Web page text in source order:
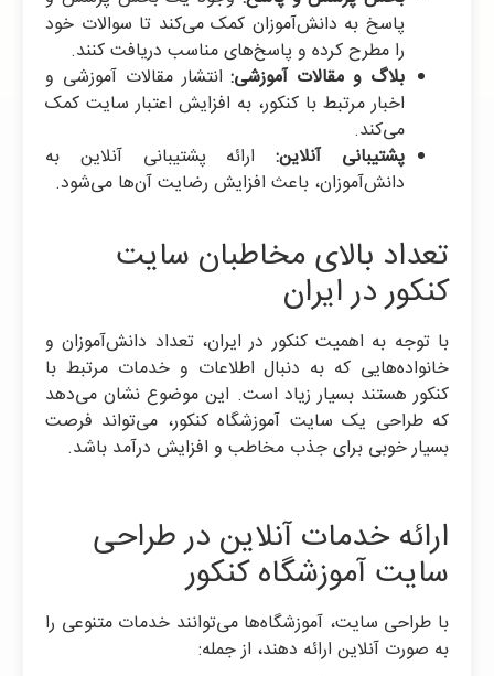
پاسخ به دانش‌آموزان کمک می‌کند تا سوالات خود
را مطرح کرده و پاسخ‌های مناسب دریافت کنند.
بلاگ و مقالات آموزشی:انتشار مقالات آموزشی و
اخبار مرتبط با کنکور، به افزایش اعتبار سایت کمک
می‌کند.
پشتیبانی آنلاین:ارائه پشتیبانی آنلاین به
دانش‌آموزان، باعث افزایش رضایت آن‌ها می‌شود.
تعداد بالای مخاطبان سایت
کنکور در ایران
با توجه به اهمیت کنکور در ایران، تعداد دانش‌آموزان و
خانواده‌هایی که به دنبال اطلاعات و خدمات مرتبط با
کنکور هستند بسیار زیاد است. این موضوع نشان می‌دهد
که طراحی یک سایت آموزشگاه کنکور، می‌تواند فرصت
بسیار خوبی برای جذب مخاطب و افزایش درآمد باشد.
ارائه خدمات آنلاین در طراحی
سایت آموزشگاه کنکور
با طراحی سایت، آموزشگاه‌ها می‌توانند خدمات متنوعی را
به صورت آنلاین ارائه دهند، از جمله: